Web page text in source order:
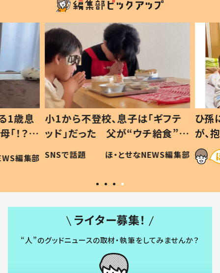
歳息
？」
編集部
小1から不登校、息子は「ギフテ
ッド」だった 父が“ウチ給食”を
作り続ける理由とは #令和の親
#令和の子
SNSで話題 ほ・とせなNEWS編集部
ひ孫
が、抱
「涙
い」
ライター募集！
“人”のグッドニュースの取材・執筆をしてみませんか？